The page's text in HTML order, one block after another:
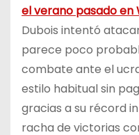
el verano pasado en
Dubois intentó
parece poco
combate ante el
estilo habitual sin
gracias a su récord
racha de victorias